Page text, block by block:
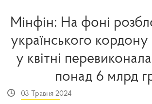
Мінфін: На фоні
українського
у квітні
понад 6 млрд
03 Травня 2024